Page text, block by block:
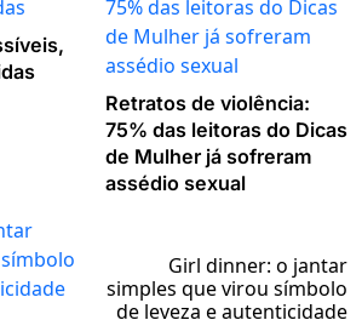
Retratos de violência:
75% das leitoras do Dicas
de Mulher já sofreram
assédio sexual
Girl dinner: o jantar
simples que virou símbolo
de leveza e autenticidade